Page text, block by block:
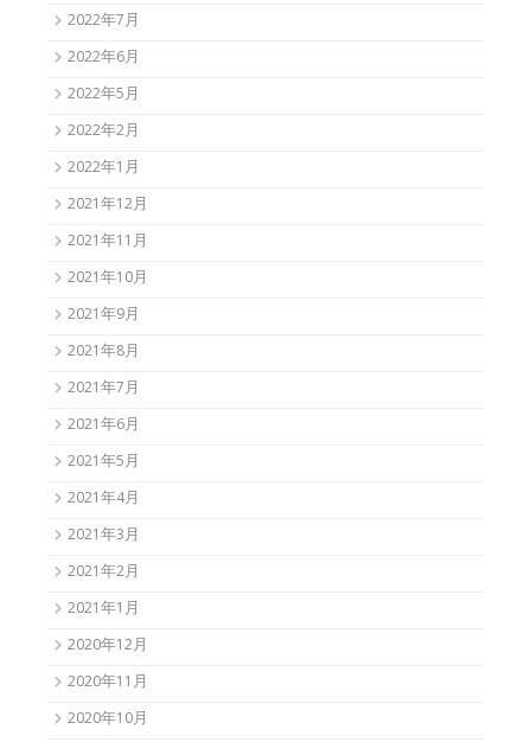
2022年7月
2022年6月
2022年5月
2022年2月
2022年1月
2021年12月
2021年11月
2021年10月
2021年9月
2021年8月
2021年7月
2021年6月
2021年5月
2021年4月
2021年3月
2021年2月
2021年1月
2020年12月
2020年11月
2020年10月